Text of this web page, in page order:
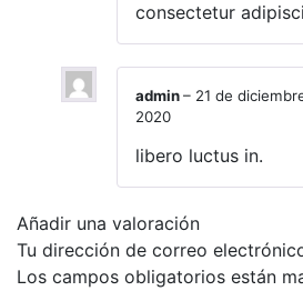
consectetur
admin– 21 de
2020
libero luctus in.
Añadir una valoración
Tu dirección de correo
Los campos obligatorios están